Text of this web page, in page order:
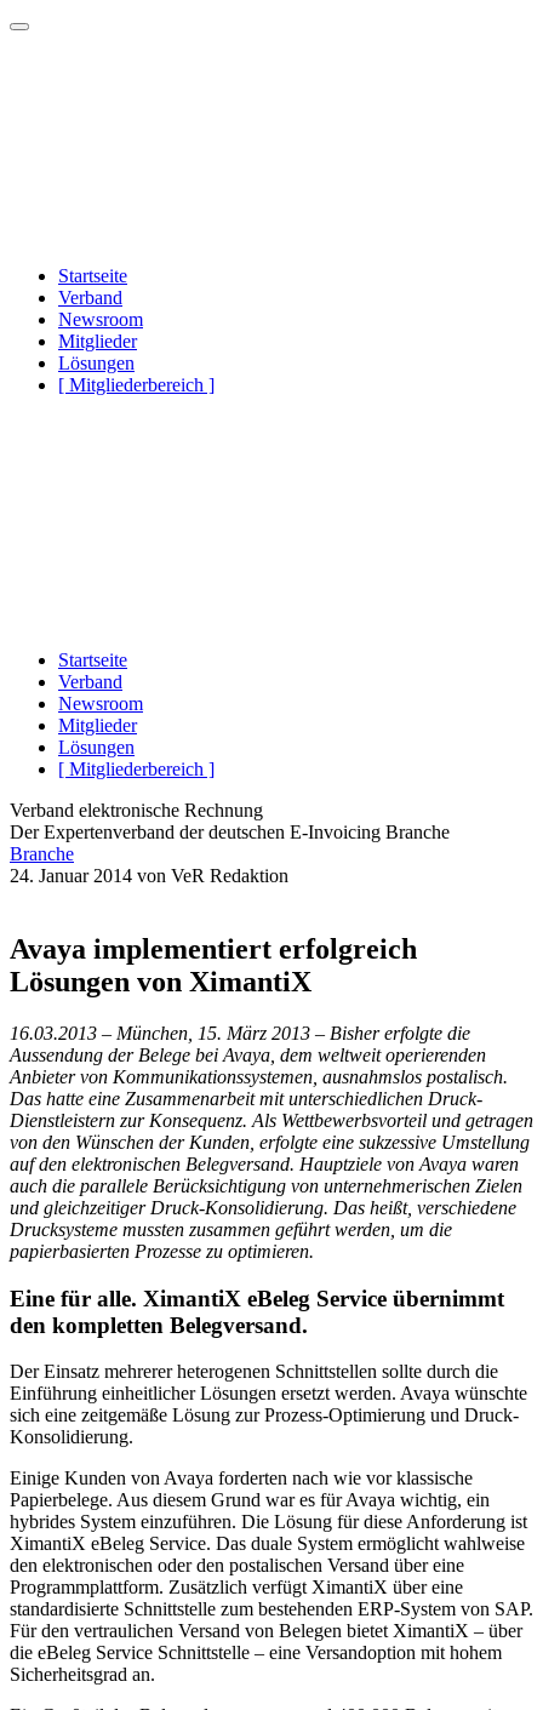
Startseite
Verband
Newsroom
Mitglieder
Lösungen
[ Mitgliederbereich ]
Startseite
Verband
Newsroom
Mitglieder
Lösungen
[ Mitgliederbereich ]
Verband elektronische Rechnung
Der Expertenverband der deutschen E-Invoicing Branche
Branche
24. Januar 2014 von VeR Redaktion
Avaya implementiert erfolgreich
Lösungen von XimantiX
16.03.2013 – München, 15. März 2013 – Bisher erfolgte die
Aussendung der Belege bei Avaya, dem weltweit operierenden
Anbieter von Kommunikationssystemen, ausnahmslos postalisch.
Das hatte eine Zusammenarbeit mit unterschiedlichen Druck-
Dienstleistern zur Konsequenz. Als Wettbewerbsvorteil und getragen
von den Wünschen der Kunden, erfolgte eine sukzessive Umstellung
auf den elektronischen Belegversand. Hauptziele von Avaya waren
auch die parallele Berücksichtigung von unternehmerischen Zielen
und gleichzeitiger Druck-Konsolidierung. Das heißt, verschiedene
Drucksysteme mussten zusammen geführt werden, um die
papierbasierten Prozesse zu optimieren.
Eine für alle. XimantiX eBeleg Service übernimmt
den kompletten Belegversand.
Der Einsatz mehrerer heterogenen Schnittstellen sollte durch die
Einführung einheitlicher Lösungen ersetzt werden. Avaya wünschte
sich eine zeitgemäße Lösung zur Prozess-Optimierung und Druck-
Konsolidierung.
Einige Kunden von Avaya forderten nach wie vor klassische
Papierbelege. Aus diesem Grund war es für Avaya wichtig, ein
hybrides System einzuführen. Die Lösung für diese Anforderung ist
XimantiX eBeleg Service. Das duale System ermöglicht wahlweise
den elektronischen oder den postalischen Versand über eine
Programmplattform. Zusätzlich verfügt XimantiX über eine
standardisierte Schnittstelle zum bestehenden ERP-System von SAP.
Für den vertraulichen Versand von Belegen bietet XimantiX – über
die eBeleg Service Schnittstelle – eine Versandoption mit hohem
Sicherheitsgrad an.